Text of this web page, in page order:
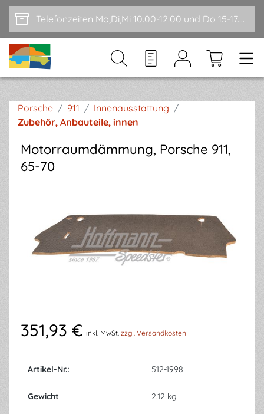
Zum Hauptinhalt springen Telefonzeiten Mo,Di,Mi 10.00-12.00 und Do 15-17.00
Porsche / 911 / Innenausstattung /
Zubehör, Anbauteile, innen
Motorraumdämmung, Porsche 911,
65-70
351,93 € inkl. MwSt. zzgl. Versandkosten
Artikel-Nr.: 512-1998
Gewicht 2.12 kg